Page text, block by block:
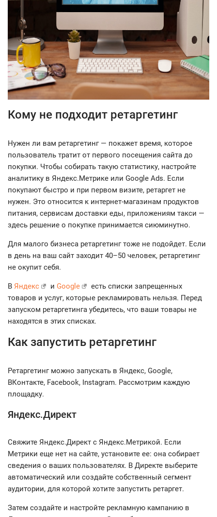
Кому не подходит ретаргетинг
Нужен ли вам ретаргетинг — покажет время, которое
пользователь тратит от первого посещения сайта до
покупки. Чтобы собирать такую статистику, настройте
аналитику в Яндекс.Метрике или Google Ads. Если
покупают быстро и при первом визите, ретаргет не
нужен. Это относится к интернет-магазинам продуктов
питания, сервисам доставки еды, приложениям такси —
здесь решение о покупке принимается сиюминутно.
Для малого бизнеса ретаргетинг тоже не подойдет. Если
в день на ваш сайт заходит 40–50 человек, ретаргетинг
не окупит себя.
В Яндекс и Google
есть списки запрещенных
товаров и услуг, которые рекламировать нельзя. Перед
запуском ретаргетинга убедитесь, что ваши товары не
находятся в этих списках.
Как запустить ретаргетинг
Ретаргетинг можно запускать в Яндекс, Google,
ВКонтакте, Facebook, Instagram. Рассмотрим каждую
площадку.
Яндекс.Директ
Свяжите Яндекс.Директ с Яндекс.Метрикой. Если
Метрики еще нет на сайте, установите ее: она собирает
сведения о ваших пользователях. В Директе выберите
автоматический или создайте собственный сегмент
аудитории, для которой хотите запустить ретаргет.
Затем создайте и настройте рекламную кампанию в